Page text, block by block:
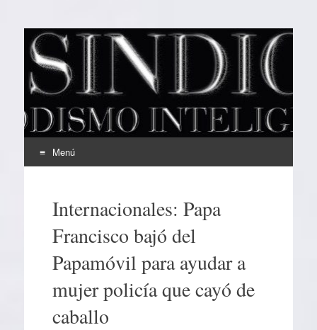
EL SINDICAL
Periodismo Inteligente
Menú
contenidoInternacionales: Papa
Francisco bajó del
Papamóvil para ayudar a
mujer policía que cayó de
caballo